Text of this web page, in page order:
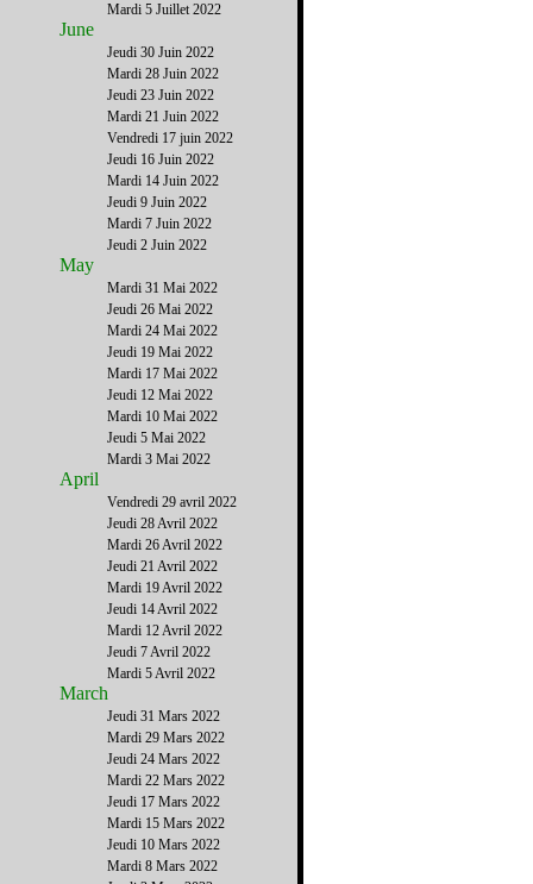
Mardi 5 Juillet 2022
June
Jeudi 30 Juin 2022
Mardi 28 Juin 2022
Jeudi 23 Juin 2022
Mardi 21 Juin 2022
Vendredi 17 juin 2022
Jeudi 16 Juin 2022
Mardi 14 Juin 2022
Jeudi 9 Juin 2022
Mardi 7 Juin 2022
Jeudi 2 Juin 2022
May
Mardi 31 Mai 2022
Jeudi 26 Mai 2022
Mardi 24 Mai 2022
Jeudi 19 Mai 2022
Mardi 17 Mai 2022
Jeudi 12 Mai 2022
Mardi 10 Mai 2022
Jeudi 5 Mai 2022
Mardi 3 Mai 2022
April
Vendredi 29 avril 2022
Jeudi 28 Avril 2022
Mardi 26 Avril 2022
Jeudi 21 Avril 2022
Mardi 19 Avril 2022
Jeudi 14 Avril 2022
Mardi 12 Avril 2022
Jeudi 7 Avril 2022
Mardi 5 Avril 2022
March
Jeudi 31 Mars 2022
Mardi 29 Mars 2022
Jeudi 24 Mars 2022
Mardi 22 Mars 2022
Jeudi 17 Mars 2022
Mardi 15 Mars 2022
Jeudi 10 Mars 2022
Mardi 8 Mars 2022